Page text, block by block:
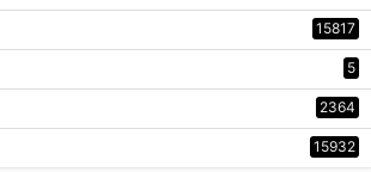
15817
5
2364
15932